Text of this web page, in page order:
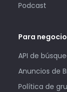
Podcast
Para
API de
Anuncios de
Política de